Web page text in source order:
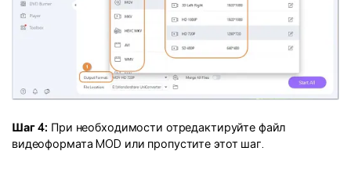
Шаг 4: При необходимости отредактируйте файл
видеоформата MOD или пропустите этот шаг.